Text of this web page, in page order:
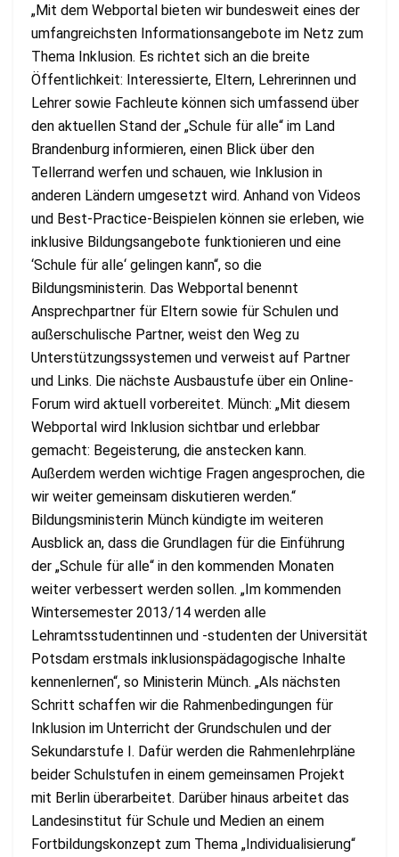
„Mit dem Webportal bieten wir bundesweit eines der
umfangreichsten Informationsangebote im Netz zum
Thema Inklusion. Es richtet sich an die breite
Öffentlichkeit: Interessierte, Eltern, Lehrerinnen und
Lehrer sowie Fachleute können sich umfassend über
den aktuellen Stand der „Schule für alle“ im Land
Brandenburg informieren, einen Blick über den
Tellerrand werfen und schauen, wie Inklusion in
anderen Ländern umgesetzt wird. Anhand von Videos
und Best-Practice-Beispielen können sie erleben, wie
inklusive Bildungsangebote funktionieren und eine
‘Schule für alle‘ gelingen kann“, so die
Bildungsministerin. Das Webportal benennt
Ansprechpartner für Eltern sowie für Schulen und
außerschulische Partner, weist den Weg zu
Unterstützungssystemen und verweist auf Partner
und Links. Die nächste Ausbaustufe über ein Online-
Forum wird aktuell vorbereitet. Münch: „Mit diesem
Webportal wird Inklusion sichtbar und erlebbar
gemacht: Begeisterung, die anstecken kann.
Außerdem werden wichtige Fragen angesprochen, die
wir weiter gemeinsam diskutieren werden.“
Bildungsministerin Münch kündigte im weiteren
Ausblick an, dass die Grundlagen für die Einführung
der „Schule für alle“ in den kommenden Monaten
weiter verbessert werden sollen. „Im kommenden
Wintersemester 2013/14 werden alle
Lehramtsstudentinnen und -studenten der Universität
Potsdam erstmals inklusionspädagogische Inhalte
kennenlernen“, so Ministerin Münch. „Als nächsten
Schritt schaffen wir die Rahmenbedingungen für
Inklusion im Unterricht der Grundschulen und der
Sekundarstufe I. Dafür werden die Rahmenlehrpläne
beider Schulstufen in einem gemeinsamen Projekt
mit Berlin überarbeitet. Darüber hinaus arbeitet das
Landesinstitut für Schule und Medien an einem
Fortbildungskonzept zum Thema „Individualisierung“